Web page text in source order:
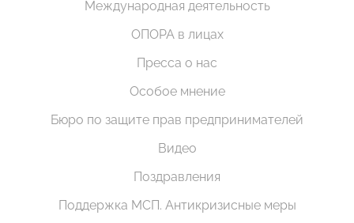
Международная деятельность
ОПОРА в лицах
Пресса о нас
Особое мнение
Бюро по защите прав предпринимателей
Видео
Поздравления
Поддержка МСП. Антикризисные меры